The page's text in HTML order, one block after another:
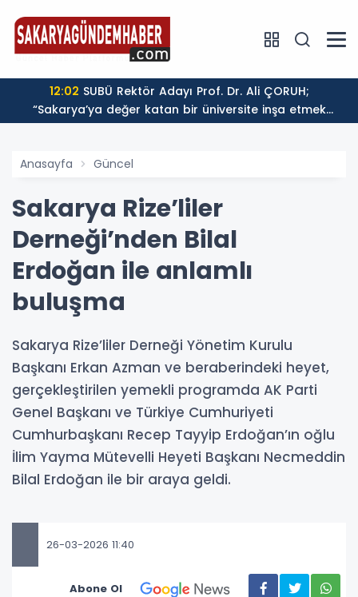
12:02
“Sakarya’ya değer katan bir üniversite inşa etmek
istiyorum”
Anasayfa Güncel
Sakarya Rize’liler
Derneği’nden Bilal
Erdoğan ile anlamlı
buluşma
Sakarya Rize’liler Derneği Yönetim Kurulu
Başkanı Erkan Azman ve beraberindeki heyet,
gerçekleştirilen yemekli programda AK Parti
Genel Başkanı ve Türkiye Cumhuriyeti
Cumhurbaşkanı Recep Tayyip Erdoğan’ın oğlu
İlim Yayma Mütevelli Heyeti Başkanı Necmeddin
Bilal Erdoğan ile bir araya geldi.
26-03-2026 11:40
Abone Ol